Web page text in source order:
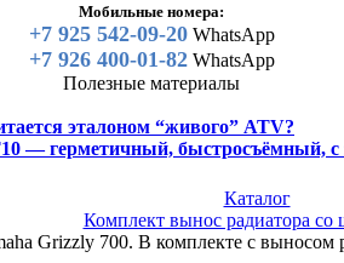
Мобильные номера:
+7 925 542-09-20WhatsApp
+7 926 400-01-82WhatsApp
Полезные материалы
эталоном “живого” ATV?
— герметичный, быстросъёмный,
Каталог
Комплект вынос радиатора со
Grizzly 700. В комплекте с выносом